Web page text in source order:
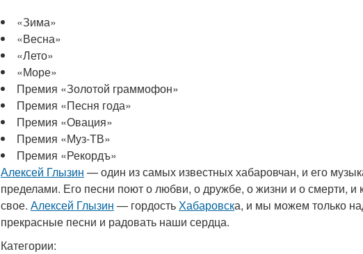
«Зима»
«Весна»
«Лето»
«Море»
Премия «Золотой граммофон»
Премия «Песня года»
Премия «Овация»
Премия «Муз-ТВ»
Премия «Рекордъ»
Алексей Глызин — один из самых известных хабаровчан, и его
пределами. Его песни поют о любви, о дружбе, о жизни и о смерти, и
свое. Алексей Глызин — гордостьХабаровска, и мы можем только
прекрасные песни и радовать наши сердца.
Категории: